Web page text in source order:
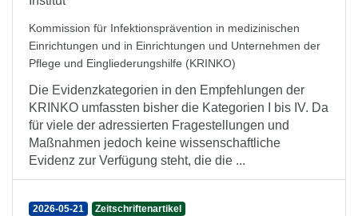
Kommission für Infektionsprävention in medizinischen
Einrichtungen und in Einrichtungen und Unternehmen der
Pflege und Eingliederungshilfe (KRINKO)
Die Evidenzkategorien in den Empfehlungen der
KRINKO umfassten bisher die Kategorien I bis IV. Da
für viele der adressierten Fragestellungen und
Maßnahmen jedoch keine wissenschaftliche
Evidenz zur Verfügung steht, die die ...
2026-05-21 Zeitschriftenartikel